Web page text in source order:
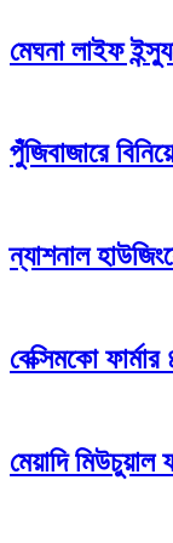
মেঘনা লাইফ
পুঁজিবাজারে
ন্যাশনাল
বেক্সিমকো
মেয়াদি মিউচুয়াল